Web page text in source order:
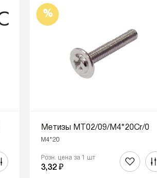
%
Метизы MT02/09/M4*20Cr/0
M4*20
Розн. цена за 1 шт
3,32 ₽